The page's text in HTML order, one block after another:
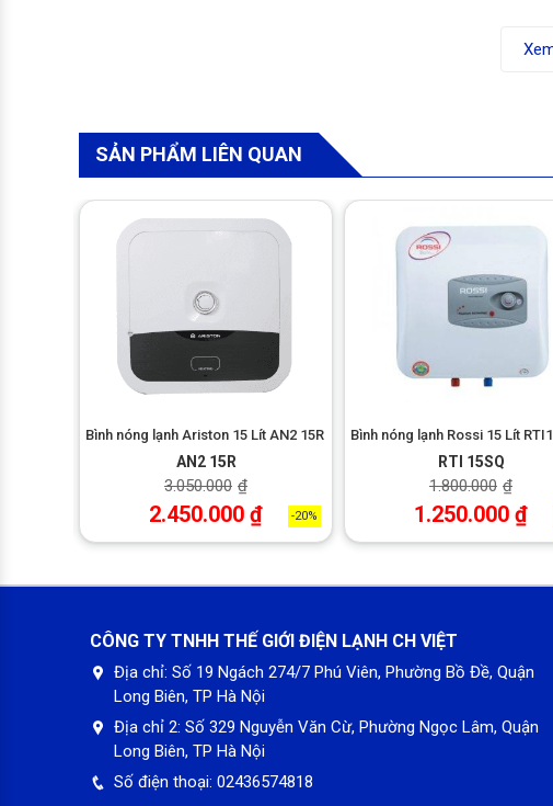
– Kiểu dáng: máy nước nóng này có thiết kế đơn giản nhưng
– Bảng điều khiển nhiệt độ: nút vặn tùy chỉnh nhiệt độ từ
nóng sẵn sàng tiện lợi theo dõi trạng thái của nước nóng.
SẢN PHẨM LIÊN QUAN
Bình nóng lạnh Ariston 15 Lít AN2 15R
AN2 15R
3.050.000 ₫
2.450.000 ₫ -20%
Bình nóng lạnh Rossi 15 Lít
RTI 15SQ
1.800.000 ₫
1.250.000 ₫
CÔNG TY TNHH THẾ GIỚI ĐIỆN LẠNH CH VIỆT
Địa chỉ: Số 19 Ngách 274/7 Phú Viên, Phường Bồ Đề, Quận
Long Biên, TP Hà Nội
Địa chỉ 2: Số 329 Nguyễn Văn Cừ, Phường Ngọc Lâm, Quận
Long Biên, TP Hà Nội
Số điện thoại: 02436574818